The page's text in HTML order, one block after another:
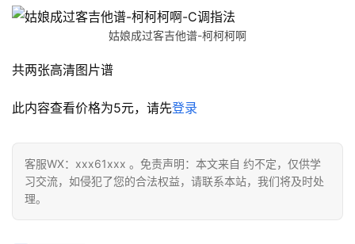
姑娘成过客吉他谱-柯柯柯啊
共两张高清图片谱
此内容查看价格为5元，请先登录
客服WX：xxx61xxx 。免责声明：本文来自 约不定，仅供学
习交流，如侵犯了您的合法权益，请联系本站，我们将及时处
理。